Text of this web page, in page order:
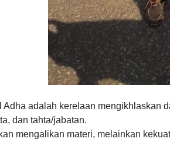
Adha adalah kerelaan mengikhlaskan
dan tahta/jabatan.
mengalikan materi, melainkan